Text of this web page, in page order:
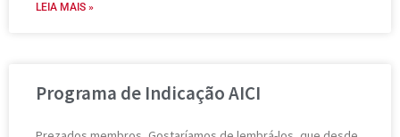
LEIA MAIS »
Programa de Indicação AICI